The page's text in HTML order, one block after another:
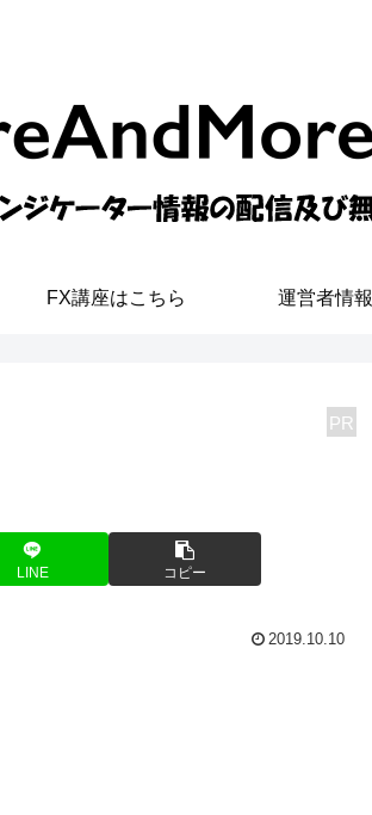
FX講座はこちら 運営者情報
PR
LINE コピー
2019.10.10